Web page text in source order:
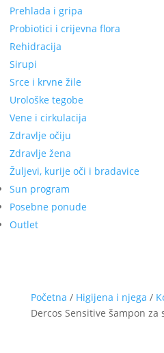
Prehlada i gripa
Probiotici i crijevna flora
Rehidracija
Sirupi
Srce i krvne žile
Urološke tegobe
Vene i cirkulacija
Zdravlje očiju
Zdravlje žena
Žuljevi, kurije oči i bradavice
Sun program
Posebne ponude
Outlet
Početna / Higijena i njega /
Dercos Sensitive šampon za